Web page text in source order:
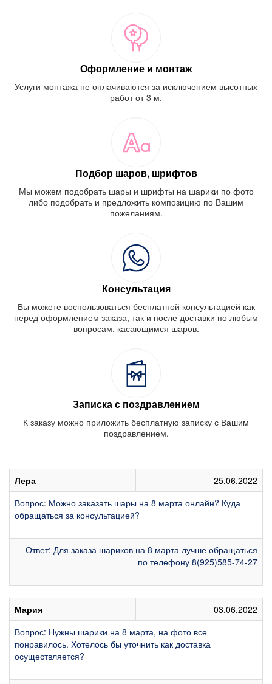
Оформление и монтаж
Услуги монтажа не оплачиваются за исключением высотных
работ от 3 м.
Подбор шаров, шрифтов
Мы можем подобрать шары и шрифты на шарики по фото
либо подобрать и предложить композицию по Вашим
пожеланиям.
Консультация
Вы можете воспользоваться бесплатной консультацией как
перед оформлением заказа, так и после доставки по любым
вопросам, касающимся шаров.
Записка с поздравлением
К заказу можно приложить бесплатную записку с Вашим
поздравлением.
Лера
25.06.2022
Вопрос: Можно заказать шары на 8 марта онлайн? Куда
обращаться за консультацией?
Ответ: Для заказа шариков на 8 марта лучше обращаться
по телефону 8(925)585-74-27
Мария
03.06.2022
Вопрос: Нужны шарики на 8 марта, на фото все
понравилось. Хотелось бы уточнить как доставка
осуществляется?